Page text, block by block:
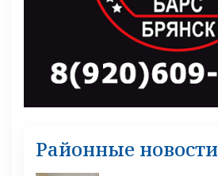
Районные новости